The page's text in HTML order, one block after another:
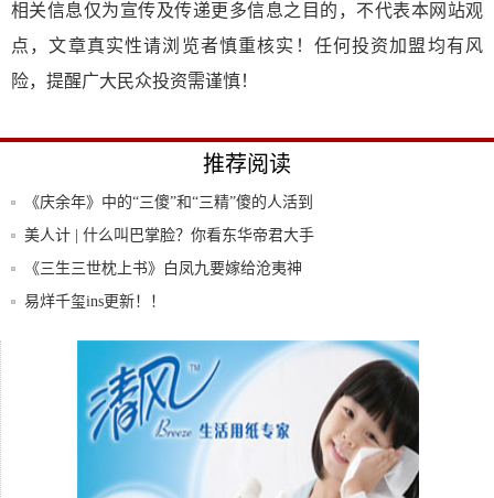
相关信息仅为宣传及传递更多信息之目的，不代表本网站观
点，文章真实性请浏览者慎重核实！任何投资加盟均有风
险，提醒广大民众投资需谨慎！
推荐阅读
《庆余年》中的“三傻”和“三精”傻的人活到
最
美人计 | 什么叫巴掌脸？你看东华帝君大手
中
《三生三世枕上书》白凤九要嫁给沧夷神
君？东华
易烊千玺ins更新！！
《天天向上》出大招太泪奔！矢野浩二8年